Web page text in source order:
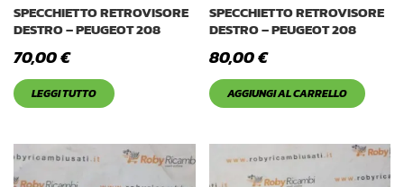
SPECCHIETTO RETROVISORE
DESTRO – PEUGEOT 208
70,00€
LEGGI TUTTO
SPECCHIETTO RETROVISORE
DESTRO – PEUGEOT 208
80,00€
AGGIUNGI AL CARRELLO